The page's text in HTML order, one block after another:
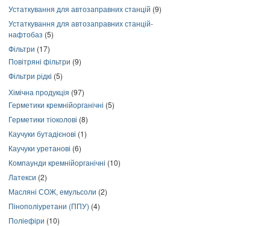
Устаткування для автозаправних станцій (9)
Устаткування для автозаправних станцій-
нафтобаз (5)
Фільтри (17)
Повітряні фільтри (9)
Фільтри рідкі (5)
Хімічна продукція (97)
Герметики кремнійорганічні (5)
Герметики тіоколові (8)
Каучуки бутадієнові (1)
Каучуки уретанові (6)
Компаунди кремнійорганічні (10)
Латекси (2)
Масляні СОЖ, емульсоли (2)
Пінополіуретани (ППУ) (4)
Поліефіри (10)